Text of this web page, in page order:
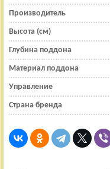
Производитель
Высота (см)
Глубина поддона
Материал поддона
Управление
Страна бренда